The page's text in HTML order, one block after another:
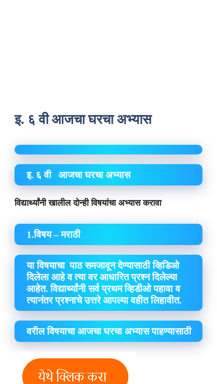
इ. ६ वी आजचा घरचा अभ्यास
इ. ६ वी आजचा घरचा अभ्यास
विद्यार्थ्यांनी खालील दोन्ही विषयांचा अभ्यास करावा
1.विषय – मराठी
या विषयाचा पाठ समजावून देण्यासाठी व्हिडिओ
दिलेला आहे व त्या वर आधारित प्रश्न दिलेल्या
आहेत. विद्यार्थ्यांनी सर्व प्रथम व्हिडीओ पहावा व
त्यानंतर प्रश्नाचे उत्तरे आपल्या वहीत लिहावीत.
वरील विषयाचा आजचा घरचा अभ्यास पाहण्यासाठी